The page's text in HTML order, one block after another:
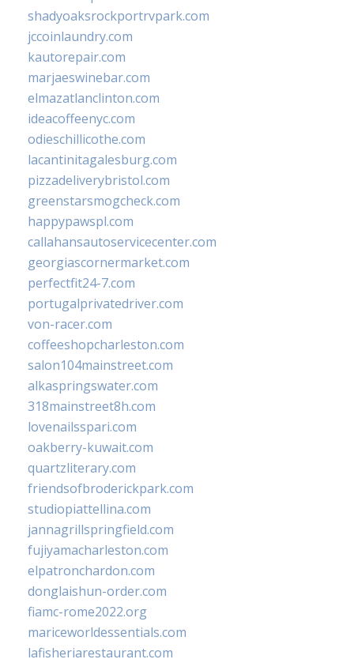
shadyoaksrockportrvpark.com
jccoinlaundry.com
kautorepair.com
marjaeswinebar.com
elmazatlanclinton.com
ideacoffeenyc.com
odieschillicothe.com
lacantinitagalesburg.com
pizzadeliverybristol.com
greenstarsmogcheck.com
happypawspl.com
callahansautoservicecenter.com
georgiascornermarket.com
perfectfit24-7.com
portugalprivatedriver.com
von-racer.com
coffeeshopcharleston.com
salon104mainstreet.com
alkaspringswater.com
318mainstreet8h.com
lovenailsspari.com
oakberry-kuwait.com
quartzliterary.com
friendsofbroderickpark.com
studiopiattellina.com
jannagrillspringfield.com
fujiyamacharleston.com
elpatronchardon.com
donglaishun-order.com
fiamc-rome2022.org
mariceworldessentials.com
lafisheriarestaurant.com